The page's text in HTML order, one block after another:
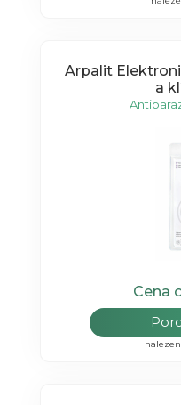
Arpalit
a
Cena